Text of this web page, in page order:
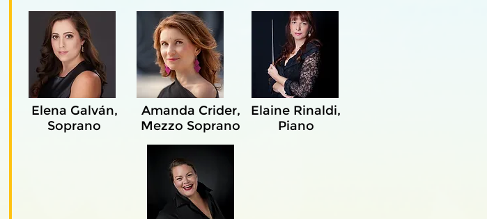
Elena Galván,
Soprano
Amanda Crider,
Mezzo Soprano
Elaine Rinaldi,
Piano